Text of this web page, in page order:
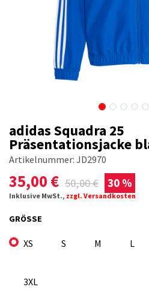
adidas Squadra 25
Präsentationsjacke
Artikelnummer: JD2970
35,00 € 50,00€ 30 %
Inklusive MwSt., zzgl. Versandkosten
GRÖSSE
XS S M L
3XL